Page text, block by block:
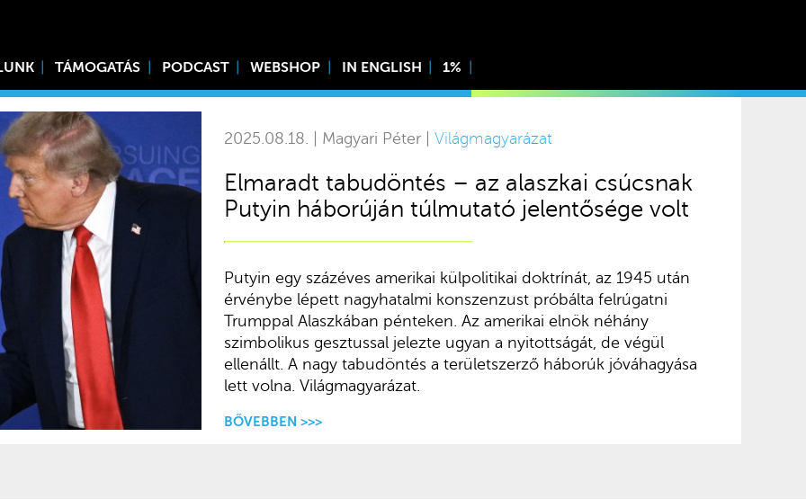
TÁMOGATÁS PODCAST WEBSHOP IN ENGLISH 1%
2025.08.18. | Magyari Péter | Világmagyarázat
Elmaradt tabudöntés – az alaszkai csúcsnak
Putyin háborúján túlmutató jelentősége volt
Putyin egy százéves amerikai külpolitikai doktrínát, az 1945 után
érvénybe lépett nagyhatalmi konszenzust próbálta felrúgatni
Trumppal Alaszkában pénteken. Az amerikai elnök néhány
szimbolikus gesztussal jelezte ugyan a nyitottságát, de végül
ellenállt. A nagy tabudöntés a területszerző háborúk jóváhagyása
lett volna. Világmagyarázat.
BŐVEBBEN >>>